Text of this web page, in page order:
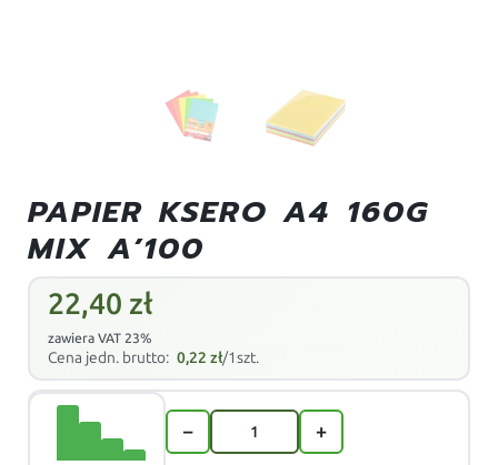
PAPIER KSERO A4 160G
MIX A’100
22,40 zł
zawiera VAT 23%
Cena jedn. brutto: 0,22zł/1szt.
− +